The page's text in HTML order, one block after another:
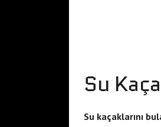
Su
Su kaçaklarını